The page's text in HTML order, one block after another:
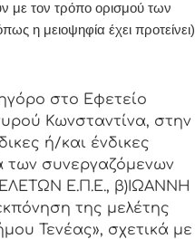
με τον τρόπο ορισμού των
η μειοψηφία έχει προτείνει)
στο Εφετείο
Κωνσταντίνα, στην
ή/και ένδικες
των συνεργαζόμενων
Ε.Π.Ε., β)ΙΩΑΝΝΗ
της μελέτης
Τενέας», σχετικά με